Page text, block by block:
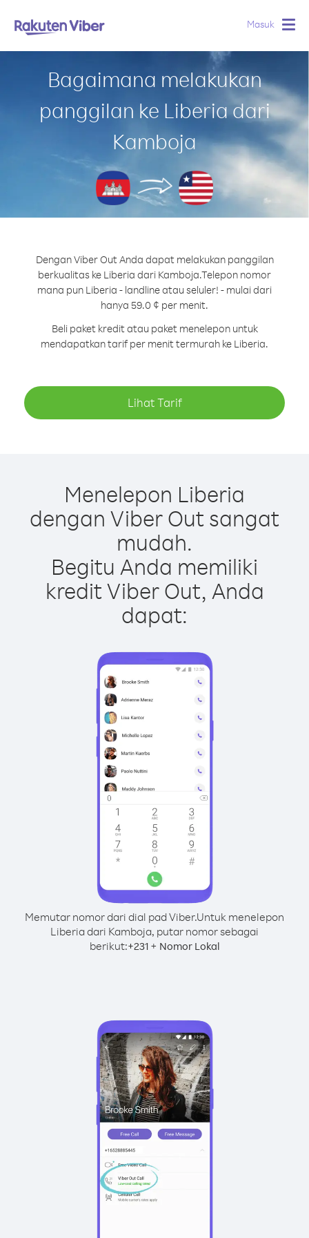
Masuk
Bagaimana melakukan
panggilan ke Liberia dari
Kamboja
Dengan Viber Out Anda dapat melakukan panggilan
berkualitas ke Liberia dari Kamboja.Telepon nomor
mana pun Liberia - landline atau seluler! - mulai dari
hanya 59.0 ¢ per menit.
Beli paket kredit atau paket menelepon untuk
mendapatkan tarif per menit termurah ke Liberia.
Lihat Tarif
Menelepon Liberia
dengan Viber Out sangat
mudah.
Begitu Anda memiliki
kredit Viber Out, Anda
dapat:
Memutar nomor dari dial pad Viber.Untuk menelepon
Liberia dari Kamboja, putar nomor sebagai
berikut:+231+ Nomor Lokal